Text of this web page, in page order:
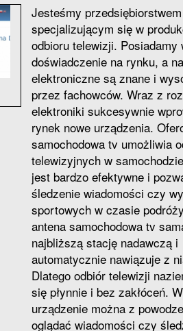
Jesteśmy przedsiębiorstwem
specjalizującym się w
odbioru telewizji. Posiadamy
doświadczenie na rynku, a
elektroniczne są znane i
przez fachowców. Wraz z
elektroniki sukcesywnie
rynek nowe urządzenia.
samochodowa tv umożliwia
telewizyjnych w
jest bardzo efektywne i
śledzenie wiadomości czy
sportowych w czasie
antena samochodowa tv
najbliższą stację nadawczą i
automatycznie nawiązuje z
Dlatego odbiór telewizji
się płynnie i bez zakłóceń.
urządzenie można z
oglądać wiadomości czy